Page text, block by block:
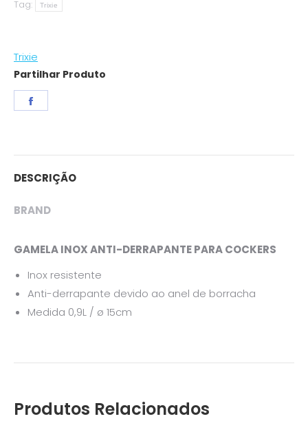
Inox
quantity
Tag:
Trixie
Trixie
Partilhar Produto
DESCRIÇÃO
BRAND
GAMELA INOX ANTI-DERRAPANTE PARA COCKERS
Inox resistente
Anti-derrapante devido ao anel de borracha
Medida 0,9L / ø 15cm
Produtos Relacionados